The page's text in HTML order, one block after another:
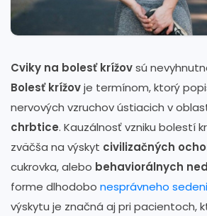
Cviky na bolesť krížovsú
Bolesť krížovje termínom, ktorý
nervových vzruchov ústiacich v
chrbtice. Kauzálnosť vzniku bolestí
zväčša na výskyt civilizačných
cukrovka, alebo behaviorálnych
forme dlhodobo nesprávneho
výskytu je značná aj pri pacientoch,